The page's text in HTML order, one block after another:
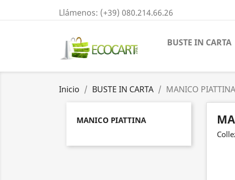
Llámenos: (+39) 080.214.66.26
BUSTE IN CARTA
Inicio BUSTE IN CARTA MANICO PIATTINA
MANICO PIATTINA